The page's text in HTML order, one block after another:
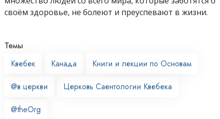
своём здоровье, не болеют и преуспевают в жизни.
Темы
Квебек
Канада Книги и лекции по Основам
@в церкви Церковь Саентологии Квебека
@theOrg